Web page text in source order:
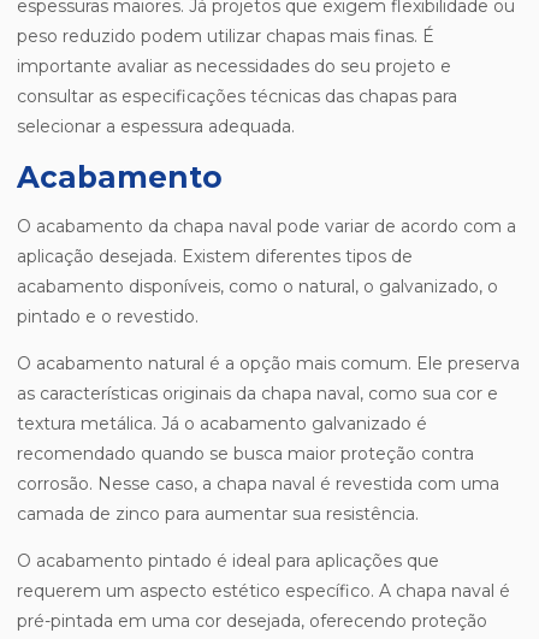
espessuras maiores. Já projetos que exigem flexibilidade ou
peso reduzido podem utilizar chapas mais finas. É
importante avaliar as necessidades do seu projeto e
consultar as especificações técnicas das chapas para
selecionar a espessura adequada.
Acabamento
O acabamento da chapa naval pode variar de acordo com a
aplicação desejada. Existem diferentes tipos de
acabamento disponíveis, como o natural, o galvanizado, o
pintado e o revestido.
O acabamento natural é a opção mais comum. Ele preserva
as características originais da chapa naval, como sua cor e
textura metálica. Já o acabamento galvanizado é
recomendado quando se busca maior proteção contra
corrosão. Nesse caso, a chapa naval é revestida com uma
camada de zinco para aumentar sua resistência.
O acabamento pintado é ideal para aplicações que
requerem um aspecto estético específico. A chapa naval é
pré-pintada em uma cor desejada, oferecendo proteção